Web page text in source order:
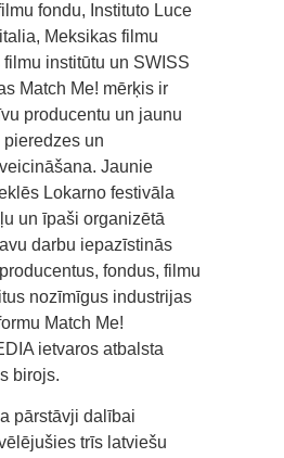
fondu, Instituto Luce
Meksikas filmu
institūtu un SWISS
Match Me! mērķis ir
producentu un jaunu
un
Jaunie
Lokarno festivāla
un īpaši organizētā
darbu iepazīstinās
fondus, filmu
nozīmīgus industrijas
Match Me!
ietvaros atbalsta
birojs.
pārstāvji dalībai
trīs latviešu